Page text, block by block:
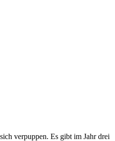
verpuppen. Es gibt im Jahr drei